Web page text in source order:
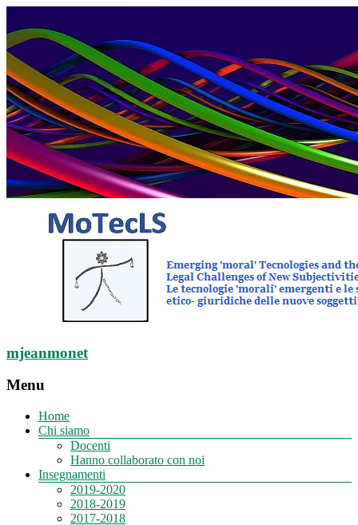
mjeanmonet
Menu
Home
Chi siamo
Docenti
Hanno collaborato con noi
Insegnamenti
2019-2020
2018-2019
2017-2018